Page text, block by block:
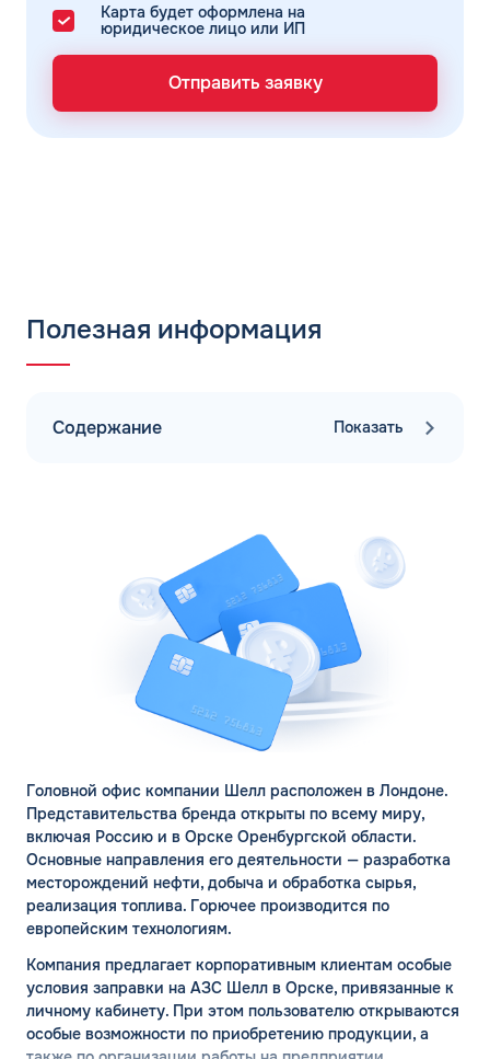
Карта будет оформлена на
юридическое лицо или ИП
Отправить заявку
Полезная информация
Содержание Показать
Головной офис компании Шелл расположен в Лондоне.
Представительства бренда открыты по всему миру,
включая Россию и в Орске Оренбургской области.
Основные направления его деятельности — разработка
месторождений нефти, добыча и обработка сырья,
реализация топлива. Горючее производится по
европейским технологиям.
Компания предлагает корпоративным клиентам особые
условия заправки на АЗС Шелл в Орске, привязанные к
личному кабинету. При этом пользователю открываются
особые возможности по приобретению продукции, а